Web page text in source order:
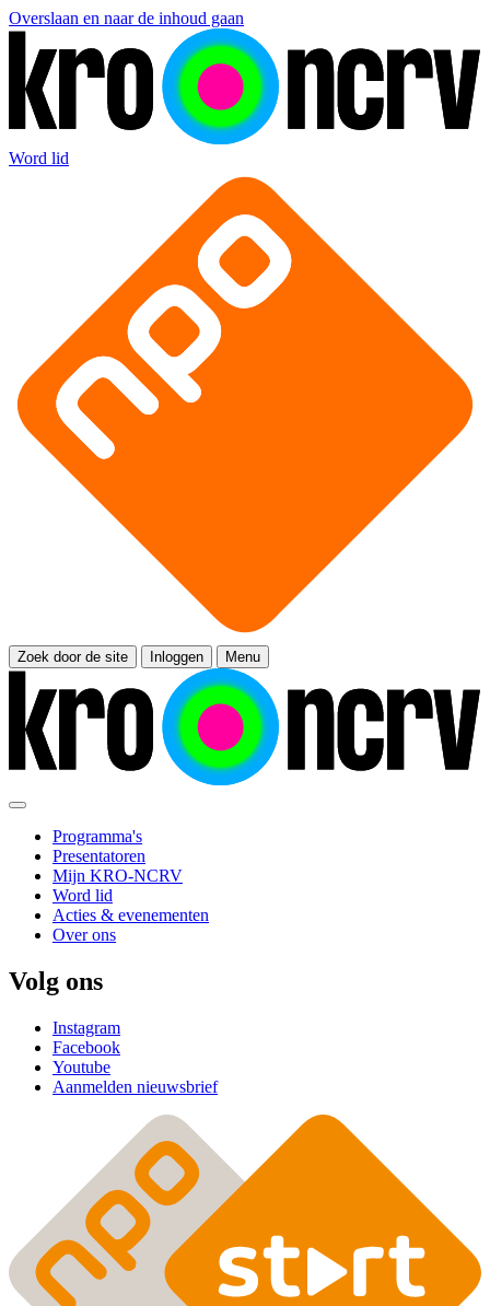
Overslaan en naar de inhoud gaan
Word lid
Zoek door de site Inloggen Menu
Programma's
Presentatoren
Mijn KRO-NCRV
Word lid
Acties & evenementen
Over ons
Volg ons
Instagram
Facebook
Youtube
Aanmelden nieuwsbrief